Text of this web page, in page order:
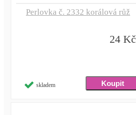
Perlovka č. 2332 korálová růž
24 Kč
skladem